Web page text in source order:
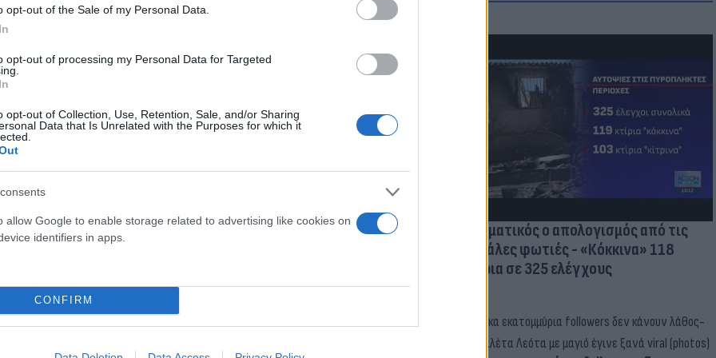
opt-out of the Sale of my Personal Data.
opt-out of processing my Personal Data for Targeted
opt-out of Collection, Use, Retention, Sale, and/or Sharing
Data that Is Unrelated with the Purposes for which it
allow Google to enable storage related to advertising like cookies on
identifiers in apps.
CONFIRM
στην παρουσίαση του
κόσμου στο γήπεδο
(video)
Και οι μαϊμούδες έχουν κατοικίδια! Οι
επιστήμονες ρίχνουν φως στις
Δραματικός ο απολογισμός από τις
μεγάλες φωτιές - «Κόκκινα» 118
κτίρια σε 325 ελέγχους